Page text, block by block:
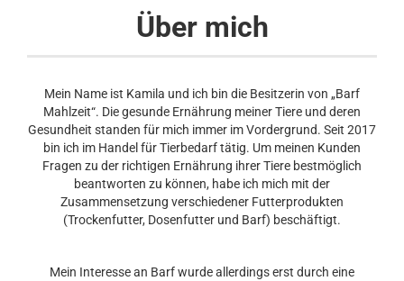
Über mich
Mein Name ist Kamila und ich bin die Besitzerin von „Barf
Mahlzeit“. Die gesunde Ernährung meiner Tiere und deren
Gesundheit standen für mich immer im Vordergrund. Seit 2017
bin ich im Handel für Tierbedarf tätig. Um meinen Kunden
Fragen zu der richtigen Ernährung ihrer Tiere bestmöglich
beantworten zu können, habe ich mich mit der
Zusammensetzung verschiedener Futterprodukten
(Trockenfutter, Dosenfutter und Barf) beschäftigt.
Mein Interesse an Barf wurde allerdings erst durch eine